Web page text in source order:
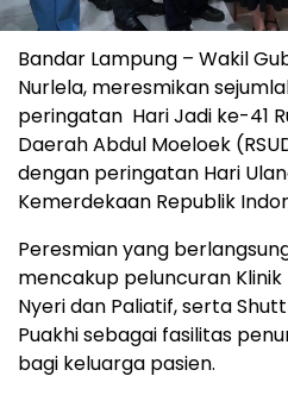
Bandar Lampung – Wakil
Nurlela, meresmikan
peringatan Hari Jadi ke-41
Daerah Abdul Moeloek
dengan peringatan Hari
Kemerdekaan Republik
Peresmian yang
mencakup peluncuran
Nyeri dan Paliatif, serta
Puakhi sebagai fasilitas
bagi keluarga pasien.